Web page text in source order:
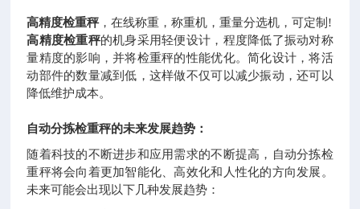
高精度检重秤，在线称重，称重机，重量分选机，可定制 !
高精度检重秤的机身采用轻便设计，程度降低了振动对称
量精度的影响，并将检重秤的性能优化。简化设计，将活
动部件的数量减到低，这样做不仅可以减少振动，还可以
降低维护成本。
自动分拣检重秤的未来发展趋势：
随着科技的不断进步和应用需求的不断提高，自动分拣检
重秤将会向着更加智能化、高效化和人性化的方向发展。
未来可能会出现以下几种发展趋势：